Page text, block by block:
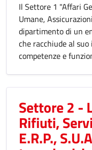
Il Settore 1 "Affari
Umane,
dipartimento di un
che racchiude al
competenze e
Settore 2 -
Rifiuti,
E.R.P.,